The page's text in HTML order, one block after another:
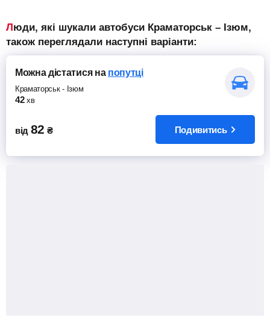
Люди, які шукали автобуси Краматорськ – Ізюм,
також переглядали наступні варіанти:
Можна дістатисяна попутці
Краматорськ- Ізюм
42 хв
від 82 ₴ Подивитись